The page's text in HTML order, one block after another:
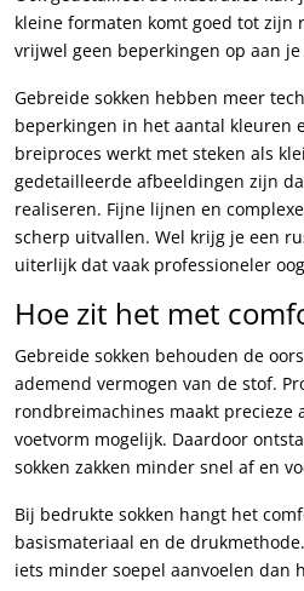
kleine formaten komt goed tot zijn
vrijwel geen beperkingen op aan
Gebreide sokken hebben meer
beperkingen in het aantal kleuren
breiproces werkt met steken als
gedetailleerde afbeeldingen zijn
realiseren. Fijne lijnen en
scherp uitvallen. Wel krijg je een
uiterlijk dat vaak professioneler
Hoe zit het met
Gebreide sokken behouden de
ademend vermogen van de stof.
rondbreimachines maakt precieze
voetvorm mogelijk. Daardoor
sokken zakken minder snel af en
Bij bedrukte sokken hangt het
basismateriaal en de
iets minder soepel aanvoelen dan